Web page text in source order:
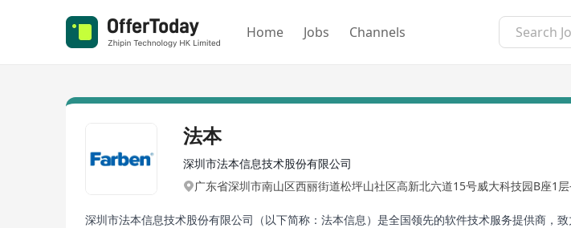
Home Jobs Channels
法本
深圳市法本信息技术股份有限公司
广东省深圳市南山区西丽街道松坪山社区高新北六道15号威大科技园B座1
深圳市法本信息技术股份有限公司（以下简称：法本信息）是全国领先的软件技术服务提供商，